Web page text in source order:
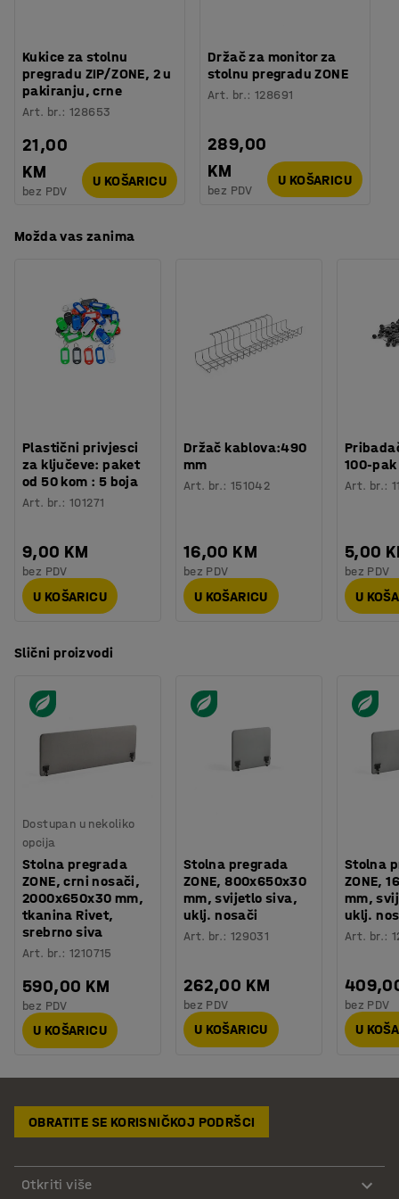
pregrade postavljaju direktno na ploču stola pružaju
dojam odvojenosti i dobra su opcija za urede kao i podne
pregrade.
Montaža: Dolazi nesastavljeno
Testirano: ISO 354, EN 1023-2, EN 1023-3, EN 1023-1
Kvaliteta - Eko oznaka
Möbelfakta 220250124
Kukice za stolnu
pregradu ZIP/ZONE, 2 u
pakiranju, crne
Art. br.:128653
21,00
KM
bez PDV
U KOŠARICU
Držač za monitor za
stolnu pregradu ZONE
Art. br.:128691
289,00
KM
bez PDV
U KOŠARICU
Možda vas zanima
Plastični privjesci
za ključeve: paket
od 50 kom : 5 boja
Art. br.:101271
9,00 KM
bez PDV
U KOŠARICU
Držač kablova:490
mm
Art. br.: 151042
16,00 KM
bez PDV
U KOŠARICU
100-pak
Art. br.:
5,00
bez PDV
U
Slični proizvodi
Dostupan u nekoliko
opcija
Stolna pregrada
ZONE, crni nosači,
2000x650x30 mm,
tkanina Rivet,
srebrno siva
Art. br.:1210715
590,00 KM
bez PDV
U KOŠARICU
Stolna pregrada
ZONE, 800x650x30
mm, svijetlo siva,
uklj. nosači
Art. br.: 129031
262,00 KM
bez PDV
U KOŠARICU
Stolna
ZONE,
mm,
uklj.
Art. br.:
bez PDV
U
OBRATITE SE KORISNIČKOJ PODRŠCI
Otkriti više